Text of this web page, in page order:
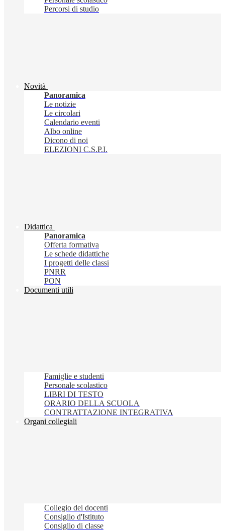
Percorsi di studio
Novità
Panoramica
Le notizie
Le circolari
Calendario eventi
Albo online
Dicono di noi
ELEZIONI C.S.P.I.
Didattica
Panoramica
Offerta formativa
Le schede didattiche
I progetti delle classi
PNRR
PON
Documenti utili
Famiglie e studenti
Personale scolastico
LIBRI DI TESTO
ORARIO DELLA SCUOLA
CONTRATTAZIONE INTEGRATIVA
Organi collegiali
Collegio dei docenti
Consiglio d'Istituto
Consiglio di classe